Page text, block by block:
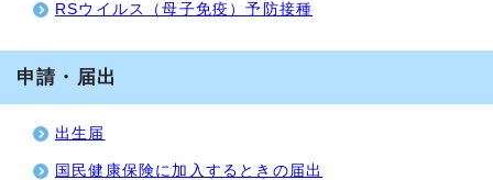
RSウイルス（母子免疫）予防接種
申請・届出
出生届
国民健康保険に加入するときの届出